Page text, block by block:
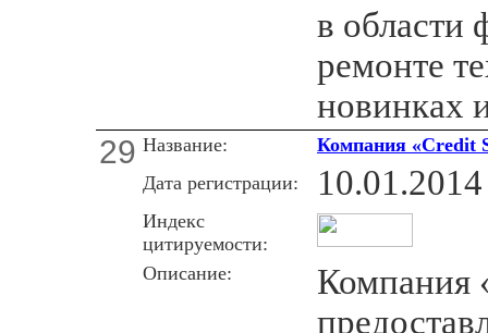
в области
ремонте
новинках
29 Название:
Компания «Credit
Дата регистрации:
10.01.2014
Индекс
цитируемости:
Описание:
Компания